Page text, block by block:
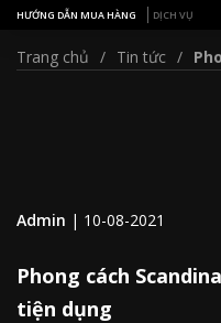
HƯỚNG DẪN MUA HÀNG DỊCH VỤ
Trang chủ Tin tức
Admin | 10-08-2021
Phong cách
tiện dụng